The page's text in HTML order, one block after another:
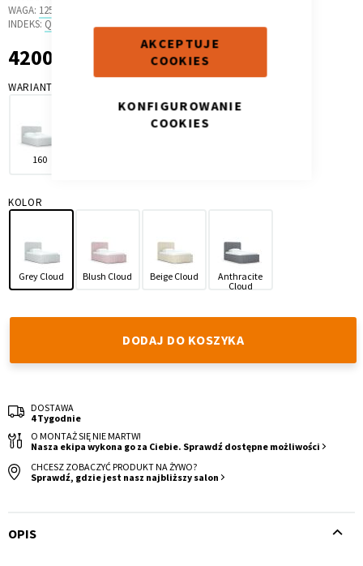
AKCEPTUJE
COOKIES
KONFIGUROWANIE
COOKIES
beginning
of
images
WAGA: 125 KG
INDEKS: QE.44
4 200,00 zł
4200,00 zł
WARIANT
160
KOLOR
Grey Cloud Blush Cloud Beige Cloud
Anthracite
Cloud
DODAJ DO KOSZYKA
DOSTAWA
4 Tygodnie
O MONTAŻ SIĘ NIE MARTW!
Nasza ekipa wykona go za Ciebie. Sprawdź dostępne możliwości
CHCESZ ZOBACZYĆ PRODUKT NA ŻYWO?
Sprawdź, gdzie jest nasz najbliższy salon
OPIS
Krzesło i fotel Wszystkie meble